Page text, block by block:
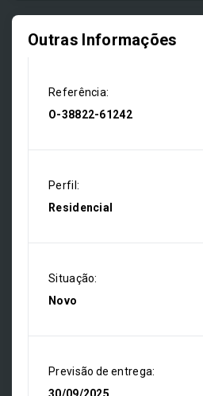
Outras Informações
Referência:
O-38822-61242
Perfil:
Residencial
Situação:
Novo
Previsão de entrega: